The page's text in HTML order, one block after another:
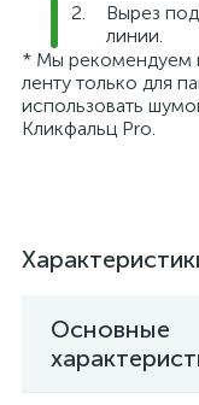
Вырез
линии.
* Мы рекомендуем
ленту только для
использовать
Кликфальц Pro.
Основные